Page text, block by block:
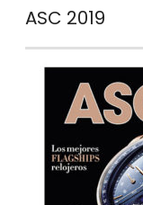
ASC 2019